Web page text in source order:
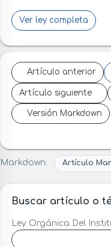
Ver ley completa
Artículo anterior
Artículo siguiente
Versión Markdown
Markdown: Artículo
Buscar artículo o
Ley Orgánica Del